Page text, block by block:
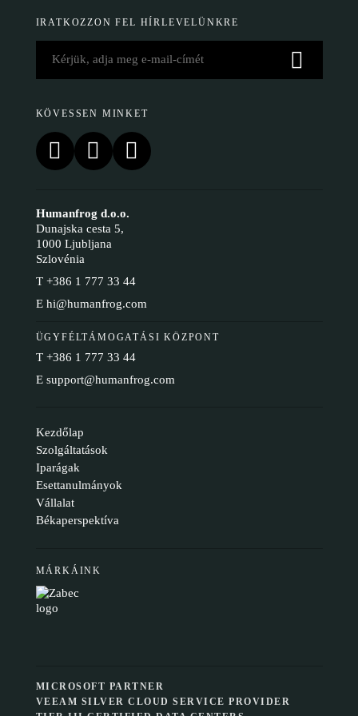
IRATKOZZON FEL HÍRLEVELÜNKRE
KÖVESSEN MINKET
Humanfrog d.o.o.
Dunajska cesta 5,
1000 Ljubljana
Szlovénia
T +386 1 777 33 44
E hi@humanfrog.com
ÜGYFÉLTÁMOGATÁSI KÖZPONT
T +386 1 777 33 44
E support@humanfrog.com
Kezdőlap
Szolgáltatások
Iparágak
Esettanulmányok
Vállalat
Békaperspektíva
MÁRKÁINK
MICROSOFT PARTNER
VEEAM SILVER CLOUD SERVICE PROVIDER